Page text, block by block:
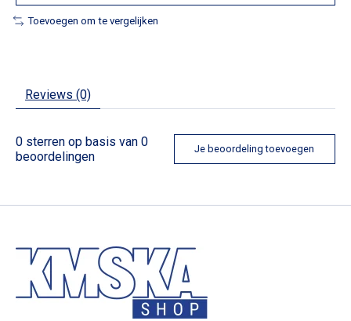
Toevoegen om te vergelijken
Reviews (0)
0 sterren op basis van 0
beoordelingen
Je beoordeling toevoegen